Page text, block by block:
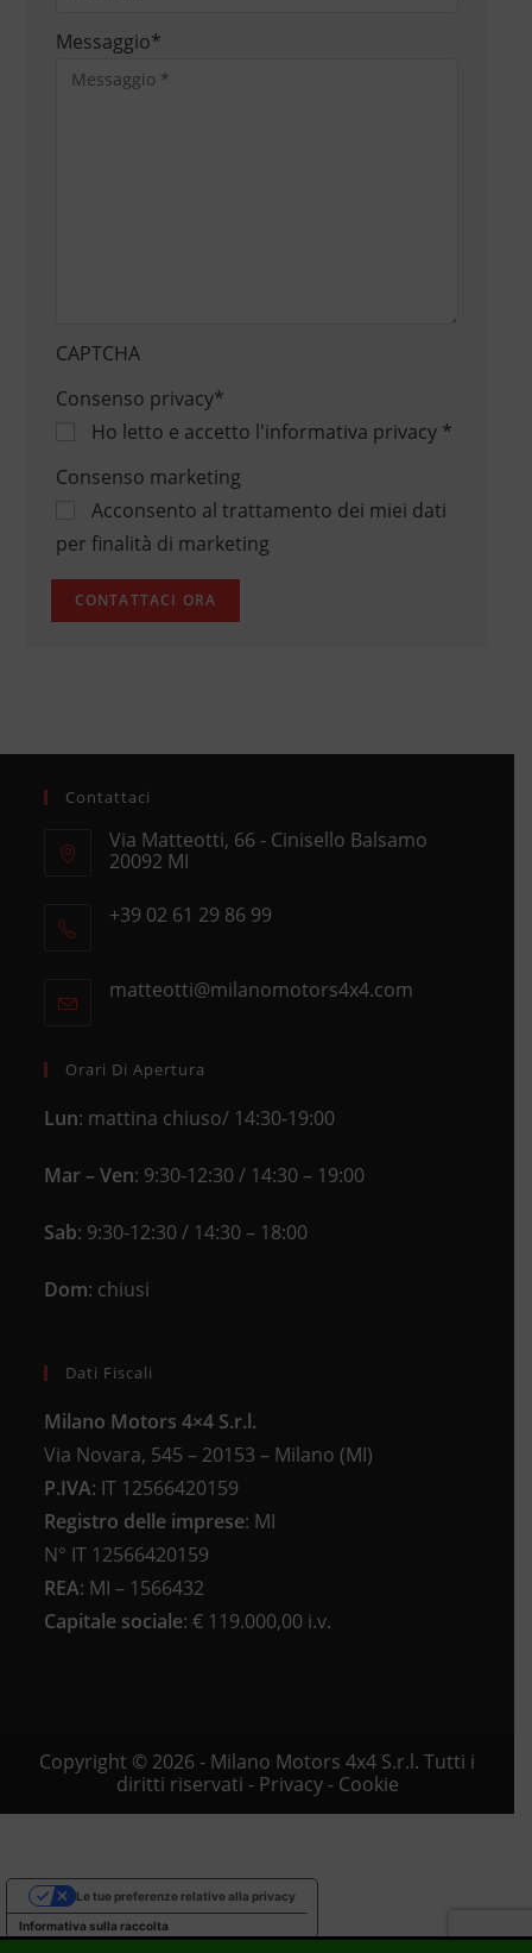
Messaggio*
CAPTCHA
Consenso privacy*
Ho letto e accetto l'informativa privacy*
Consenso marketing
Acconsento al trattamento dei miei dati
per finalità di marketing
Contattaci
Via Matteotti, 66 - Cinisello Balsamo
20092 MI
in
+39 02 61 29 86 99
your
matteotti@milanomotors4x4.comOpens
Orari Di Apertura
Lun: mattina chiuso/ 14:30-19:00
Mar – Ven: 9:30-12:30 / 14:30 – 19:00
Sab: 9:30-12:30 / 14:30 – 18:00
Dom: chiusi
Dati Fiscali
Milano Motors 4×4 S.r.l.
Via Novara, 545 – 20153 – Milano (MI)
P.IVA: IT 12566420159
Registro delle imprese: MI
N° IT 12566420159
REA: MI – 1566432
Capitale sociale: € 119.000,00 i.v.
Copyright © 2026 - Milano Motors 4x4 S.r.l. Tutti i
diritti riservati - Privacy- Cookie
Informativa sulla raccolta
Le tue preferenze relative alla privacy